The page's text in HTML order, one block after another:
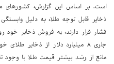
است. بر اساس این گزارش، کشورهای
ذخایر قابل توجه طلا، به دلیل
فشار قرار دارند، به فروش ذخایر خود
جاری ۸ میلیارد دلار از ذخایر
مانع از رشد بیشتر قیمت طلا با وجود